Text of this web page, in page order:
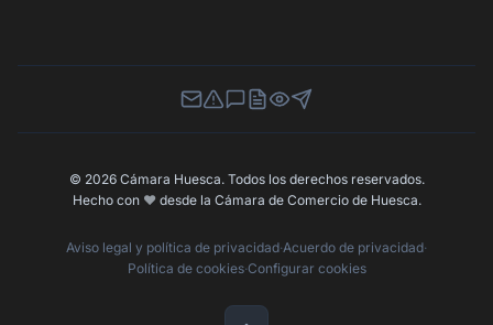
Newsletter
Canal de Denuncias
Buzón de Sugerencias
Perfil Contratante
Ley de Transparencia
Contacta con nosotros
© 2026 Cámara Huesca. Todos los derechos reservados.
Hecho con ❤️desde la Cámara de Comercio de Huesca.
Aviso legal y política de privacidad·Acuerdo de privacidad·
Política de cookies·Configurar cookies